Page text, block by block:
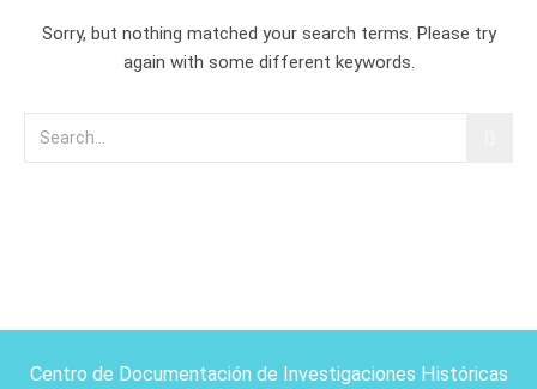
Sorry, but nothing matched your search terms. Please try
again with some different keywords.
Centro de Documentación de Investigaciones Históricas